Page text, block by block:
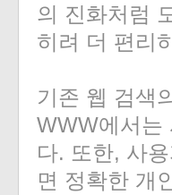
의 진화처럼
히려 더 편리
기존 웹 검색
WWW에서는
다. 또한, 사
면 정확한 개